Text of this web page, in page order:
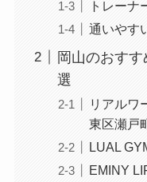
トレーナ
通いやす
岡山のおす
選
リアルワ
東区瀬戸
LUAL
EMINY